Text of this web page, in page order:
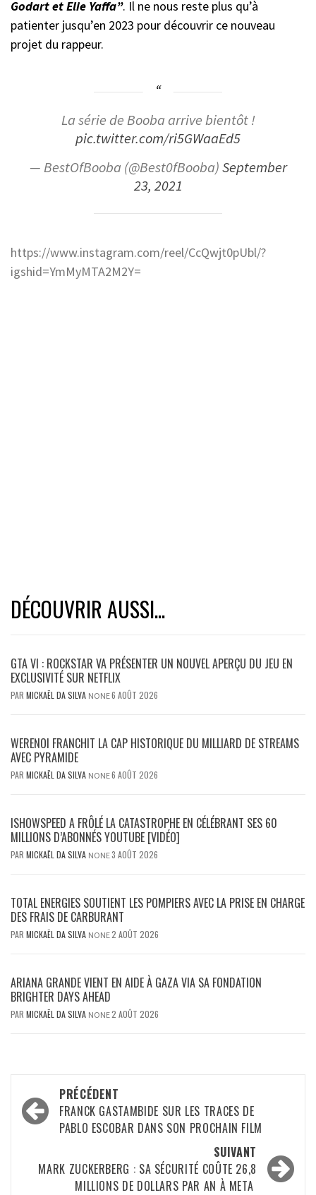
Godart et Elie Yaffa”. Il ne nous reste plus qu’à
patienter jusqu’en 2023 pour découvrir ce nouveau
projet du rappeur.
La série de Booba arrive bientôt !
pic.twitter.com/ri5GWaaEd5
— BestOfBooba (@Best0fBooba)September
23, 2021
https://www.instagram.com/reel/CcQwjt0pUbl/?
igshid=YmMyMTA2M2Y=
DÉCOUVRIR AUSSI...
GTA VI : ROCKSTAR VA PRÉSENTER UN NOUVEL APERÇU DU JEU EN
EXCLUSIVITÉ SUR NETFLIX
PAR MICKAËL DA SILVA NONE6 AOÛT 2026
WERENOI FRANCHIT LA CAP HISTORIQUE DU MILLIARD DE STREAMS
AVEC PYRAMIDE
PAR MICKAËL DA SILVA NONE6 AOÛT 2026
ISHOWSPEED A FRÔLÉ LA CATASTROPHE EN CÉLÉBRANT SES 60
MILLIONS D’ABONNÉS YOUTUBE [VIDÉO]
PAR MICKAËL DA SILVA NONE3 AOÛT 2026
TOTAL ENERGIES SOUTIENT LES POMPIERS AVEC LA PRISE EN CHARGE
DES FRAIS DE CARBURANT
PAR MICKAËL DA SILVA NONE2 AOÛT 2026
ARIANA GRANDE VIENT EN AIDE À GAZA VIA SA FONDATION
BRIGHTER DAYS AHEAD
PAR MICKAËL DA SILVA NONE2 AOÛT 2026
Navigation
d’article
PRÉCÉDENT
FRANCK GASTAMBIDE SUR LES TRACES DE
PABLO ESCOBAR DANS SON PROCHAIN FILM
SUIVANT
MARK ZUCKERBERG : SA SÉCURITÉ COÛTE 26,8
MILLIONS DE DOLLARS PAR AN À META